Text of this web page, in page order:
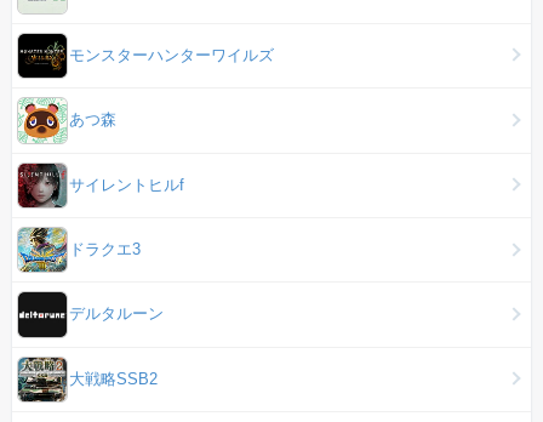
モンスターハンターワイルズ
あつ森
サイレントヒルf
ドラクエ3
デルタルーン
大戦略SSB2